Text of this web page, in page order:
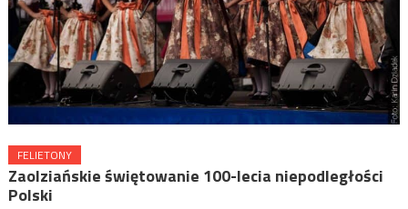
FELIETONY
Zaolziańskie świętowanie 100-lecia niepodległości
Polski